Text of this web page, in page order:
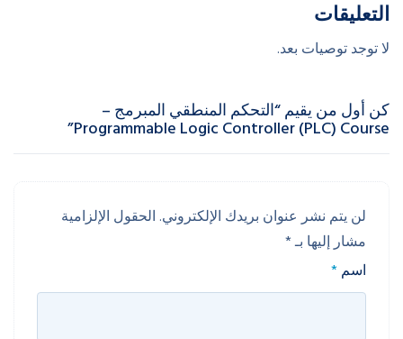
التعليقات
لا توجد توصيات بعد.
كن أول من يقيم “التحكم المنطقي المبرمج –
Programmable Logic Controller (PLC) Course”
لن يتم نشر عنوان بريدك الإلكتروني.الحقول الإلزامية
مشار إليها بـ*
اسم*